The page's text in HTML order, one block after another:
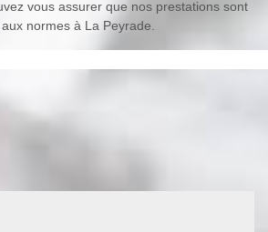
vous assurer que nos prestations sont
normes à La Peyrade.